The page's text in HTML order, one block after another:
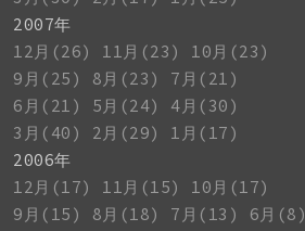
2007年
12月(26)
11月(23)
10月(23)
9月(25)
8月(23)
7月(21)
6月(21)
5月(24)
4月(30)
3月(40)
2月(29)
1月(17)
2006年
12月(17)
11月(15)
10月(17)
9月(15)
8月(18) 7月(13)
6月(8)